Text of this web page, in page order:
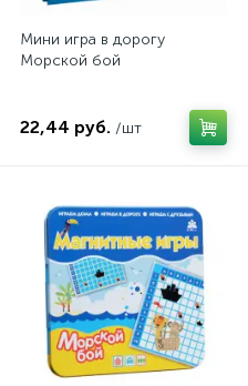
Мини игра в дорогу
Морской бой
22,44 руб. /шт